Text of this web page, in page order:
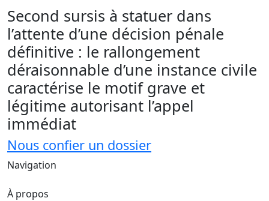
Second sursis à statuer dans
l’attente d’une décision pénale
définitive : le rallongement
déraisonnable d’une instance civile
caractérise le motif grave et
légitime autorisant l’appel
immédiat
Nous confier un dossier
Navigation
À propos